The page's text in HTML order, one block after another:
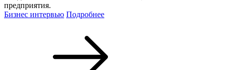
предприятия.
Бизнес интервью Подробнее